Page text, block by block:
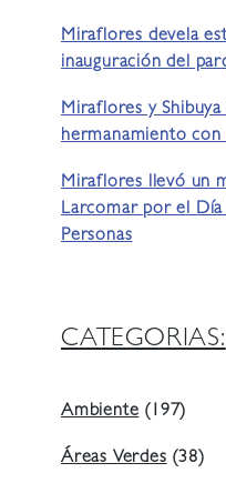
Miraflores devela
inauguración del
Miraflores y
hermanamiento con
Miraflores llevó un
Larcomar por el
Personas
CATEGORIAS:
Ambiente (197)
Áreas Verdes (38)